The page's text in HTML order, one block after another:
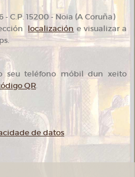
- C.P. 15200 - Noia (A Coruña)
localización e visualizar a
seu teléfono móbil dun xeito
QR.
de datos